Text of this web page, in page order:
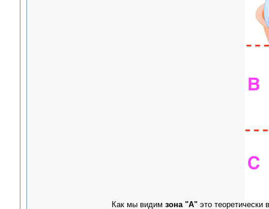
Как мы видим зона "А"это теоретически